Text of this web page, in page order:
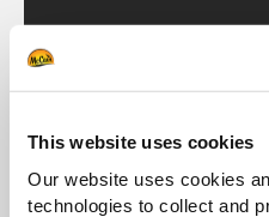
This website uses cookies
Our website uses cookies
technologies to collect and
Säilytä
optimoimalla
uudella